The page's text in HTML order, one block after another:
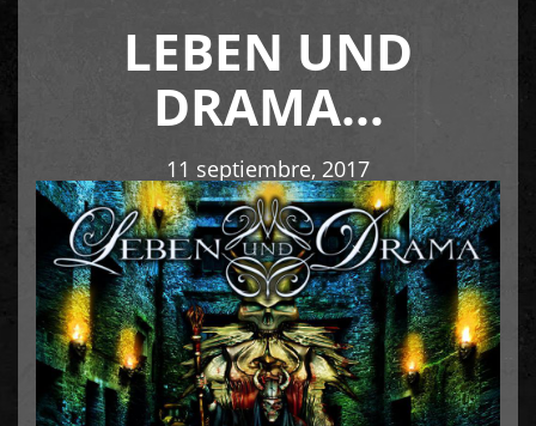
LEBEN UND
DRAMA…
11 septiembre, 2017